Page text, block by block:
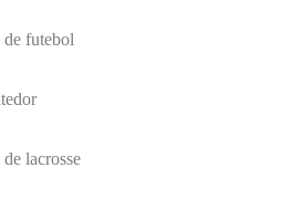
futebol
lacrosse